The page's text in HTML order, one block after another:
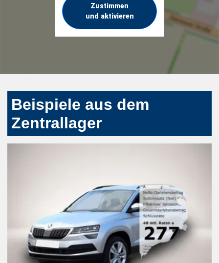
Zustimmen
und aktivieren
Beispiele aus dem
Zentrallager